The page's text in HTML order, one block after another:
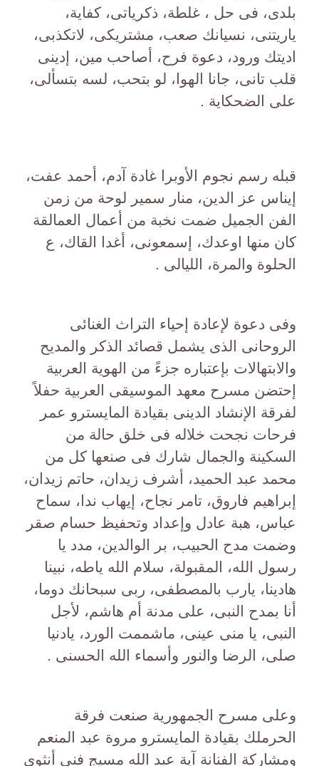
بلدى، فى حل ، غلطة، ذكرياتى، كفاية،
ياريتنى، نسيانك صعب، مشتريكى، لاتكذبى،
اديتك ورود، دعوة فرح، أصاحب مين، إدينى
قلب تانى، جانا الهوا، لو بتحب، لسه بتسألى،
على الضحكاية .
قبله رسم نجوم الأوبرا غادة آدم، أحمد عفت،
إيناس عز الدين، منار سمير لوحة من زمن
الفن الجميل ضمت نخبة من أعمال العمالقة
كان منها اوعدك، إسمعونى، أغدا القاك، ع
الحلوة والمرة، الليالى .
وفى دعوة لإعادة إحياء التراث الغنائى
الروحانى الذى يشمل قصائد الذكر والمديح
والابتهالات بإعتباره جزءً من الهوية العربية
إحتضن مسرح معهد الموسيقى العربية حفلاً
لفرقة الإنشاد الدينى بقيادة المايسترو عمر
فرحات نجحت خلاله فى خلق حالة من
السكينة والجمال شارك فى صنعها كل من
محمد عبد الحميد، أشرف زيدان، حاتم زيدان،
إبراهيم فاروق، تامر نجاح، إيهاب ندا، سماح
عباس، هبة عادل وإعداد وتحفيظ حسام صقر
وضمت مدح الحبيب، بر الوالدين، مدد يا
رسول الله، المقبولة، سلام الله ياطه، نبينا
هادينا، يارب بالمصطفى، ربى سبحانك دوما،
أنا بمدح النبى، على مدنة أم هاشم، لأجل
النبى، يا منى عينى، ماشممت الورد، يادنيا
صلى، الرضا والنور وأسماء الله الحسنى .
وعلى مسرح الجمهورية صنعت فرقة
الحرملك بقيادة المايسترو مروة عبد المنعم
ومشاركة الفنانة آية عبد الله مسيج فنى أنثوى